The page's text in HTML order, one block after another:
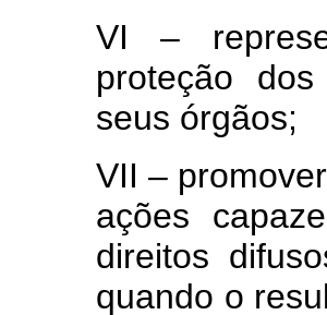
VI –
proteção
seus órgãos;
VII –
ações
direitos
quando o